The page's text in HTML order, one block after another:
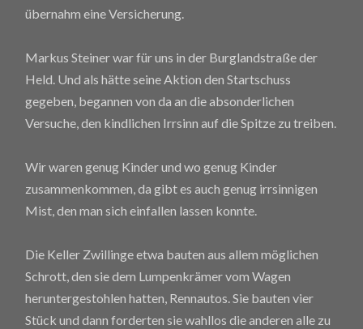
übernahm eine Versicherung.
Markus Steiner war für uns in der Burglandstraße der
Held. Und als hätte seine Aktion den Startschuss
gegeben, begannen von da an die absonderlichen
Versuche, den kindlichen Irrsinn auf die Spitze zu treiben.
Wir waren genug Kinder und wo genug Kinder
zusammenkommen, da gibt es auch genug irrsinnigen
Mist, den man sich einfallen lassen konnte.
Die Keller Zwillinge etwa bauten aus allem möglichen
Schrott, den sie dem Lumpenkrämer vom Wagen
heruntergestohlen hatten, Rennautos. Sie bauten vier
Stück und dann forderten sie wahllos die anderen alle zu